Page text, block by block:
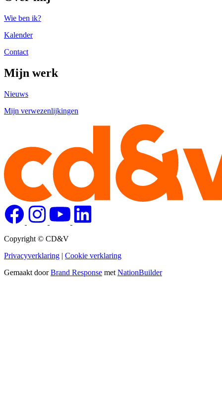
Wie ben ik?
Kalender
Contact
Mijn werk
Nieuws
Mijn verwezenlijkingen
Copyright © CD&V
Privacyverklaring | Cookie verklaring
Gemaakt doorBrand Response met NationBuilder